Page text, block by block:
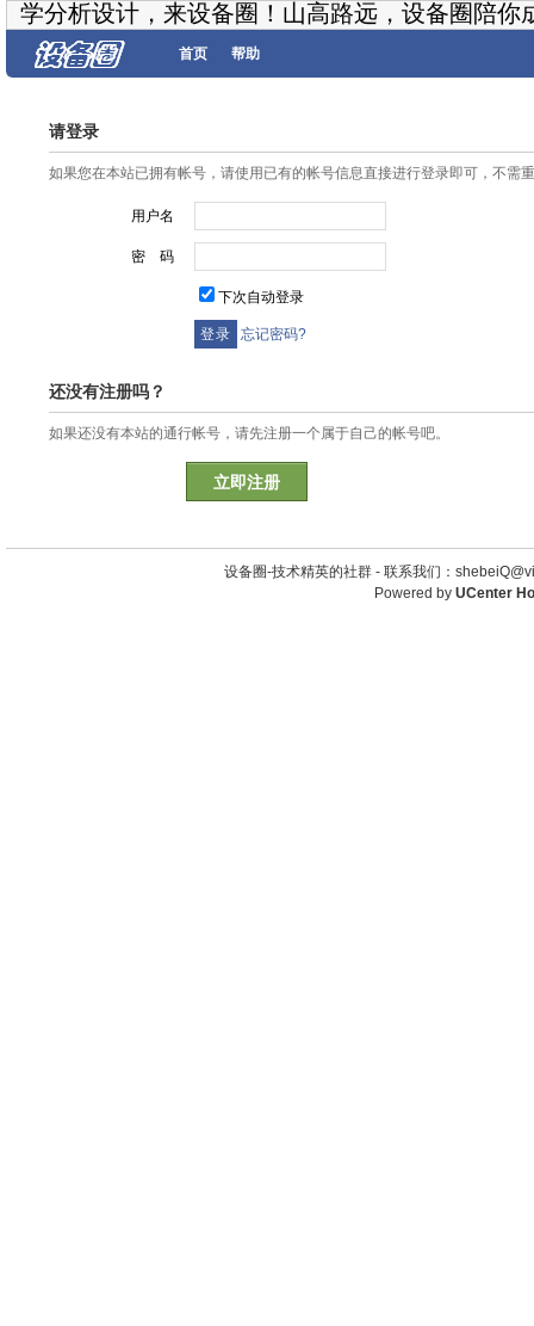
学分析设计，来设备圈！山高路远，设备圈陪你
首页 帮助
请登录
如果您在本站已拥有帐号，请使用已有的帐号信息直接进行登录即可，不需
用户名
密 码
下次自动登录
忘记密码?
还没有注册吗？
如果还没有本站的通行帐号，请先注册一个属于自己的帐号吧。
立即注册
设备圈-技术精英的社群 - 联系我们：
Powered by UCenter